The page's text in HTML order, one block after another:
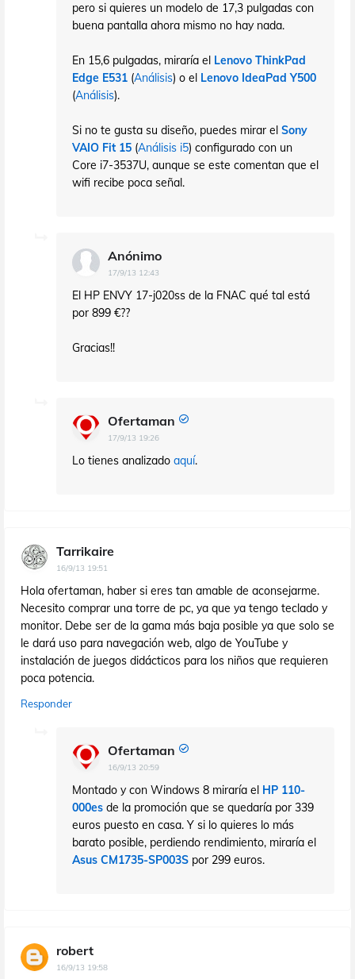
pero si quieres un modelo de 17,3 pulgadas con
buena pantalla ahora mismo no hay nada.
En 15,6 pulgadas, miraría el Lenovo ThinkPad
Edge E531 (Análisis) o el Lenovo IdeaPad Y500
(Análisis).
Si no te gusta su diseño, puedes mirar el Sony
VAIO Fit 15 (Análisis i5) configurado con un
Core i7-3537U, aunque se este comentan que el
wifi recibe poca señal.
Anónimo
17/9/13 12:43
El HP ENVY 17-j020ss de la FNAC qué tal está
por 899 €??
Gracias!!
Ofertaman
17/9/13 19:26
Lo tienes analizado aquí.
Tarrikaire
16/9/13 19:51
Hola ofertaman, haber si eres tan amable de aconsejarme.
Necesito comprar una torre de pc, ya que ya tengo teclado y
monitor. Debe ser de la gama más baja posible ya que solo se
le dará uso para navegación web, algo de YouTube y
instalación de juegos didácticos para los niños que requieren
poca potencia.
Responder
Ofertaman
16/9/13 20:59
Montado y con Windows 8 miraría el HP 110-
000es de la promoción que se quedaría por 339
euros puesto en casa. Y si lo quieres lo más
barato posible, perdiendo rendimiento, miraría el
Asus CM1735-SP003S por 299 euros.
robert
16/9/13 19:58